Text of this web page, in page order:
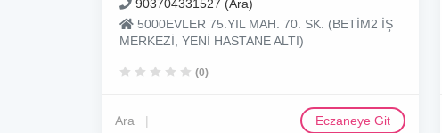
903704331527 (Ara)
5000EVLER 75.YIL MAH. 70. SK. (BETİM2 İŞ
MERKEZİ, YENİ HASTANE ALTI)
(0)
Ara Eczaneye Git